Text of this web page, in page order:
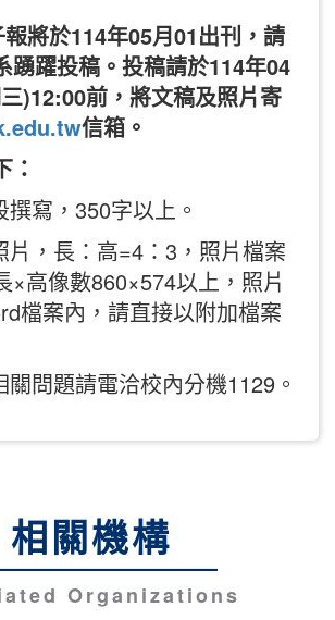
將於114年05月01出刊，請
踴躍投稿。投稿請於114年04
)12:00前，將文稿及照片寄
信箱。
：
寫，350字以上。
片，長：高=4：3，照片檔案
×高像數860×574以上，照片
檔案內，請直接以附加檔案
問題請電洽校內分機1129。
相關機構
Organizations